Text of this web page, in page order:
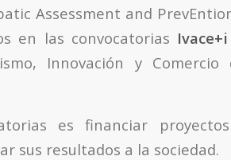
Assessment and
en las convocatorias
Innovación y
es financiar
sus resultados a la sociedad.